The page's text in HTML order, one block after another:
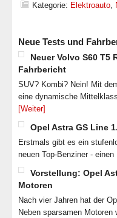
Kategorie: Elektroauto,
Neue Tests und
Neuer Volvo S60 T5
Fahrbericht
SUV? Kombi? Nein! Mit
eine dynamische
[Weiter]
Opel Astra GS Line
Erstmals gibt es ein
neuen Top-Benziner -
Vorstellung: Opel
Motoren
Nach vier Jahren hat der
Neben sparsamen